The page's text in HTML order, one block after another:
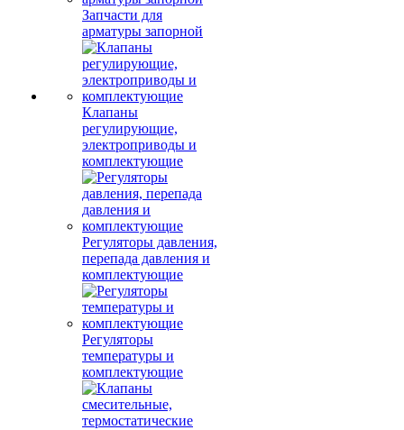
Запчасти для
арматуры запорной
Клапаны
регулирующие,
электроприводы и
комплектующие
Регуляторы давления,
перепада давления и
комплектующие
Регуляторы
температуры и
комплектующие